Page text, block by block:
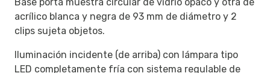
acrílico blanca y negra de 93 mm de diámetro y 2
clips sujeta objetos.
Iluminación incidente (de arriba) con lámpara tipo
LED completamente fría con sistema regulable de